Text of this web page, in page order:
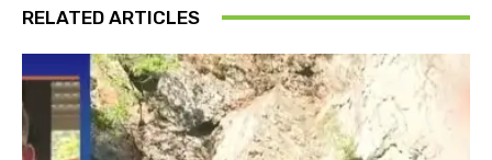
RELATED ARTICLES